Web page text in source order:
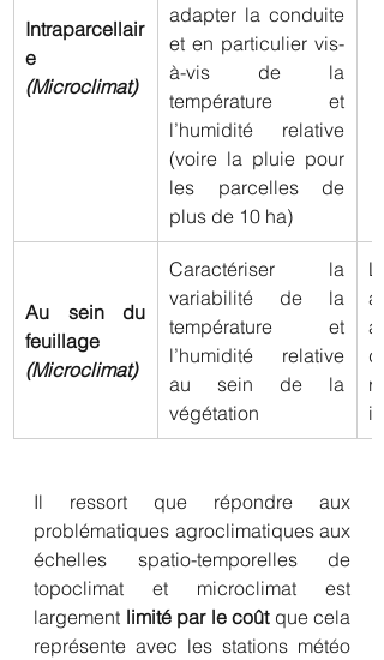
Intraparcellair
e
(Microclimat)
adapter la conduite
et en particulier vis-
à-vis de la
température et
l’humidité relative
(voire la pluie pour
les parcelles de
plus de 10 ha)
Au sein du
feuillage
(Microclimat)
Caractériser la
variabilité de la
température et
l’humidité relative
au sein de la
végétation
Il ressort que répondre aux
problématiques agroclimatiques aux
échelles spatio-temporelles de
topoclimat et microclimat est
largement limité par le coût que cela
représente avec les stations météo